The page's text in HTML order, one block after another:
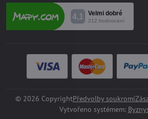
© 2026 CopyrightPředvolby soukromí
Vytvořeno systémem: